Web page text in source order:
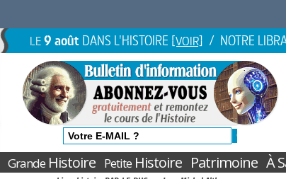
LE9 août DANS L'HISTOIRE [VOIR] / NOTRE
GrandeHistoire PetiteHistoire Patrimoine À